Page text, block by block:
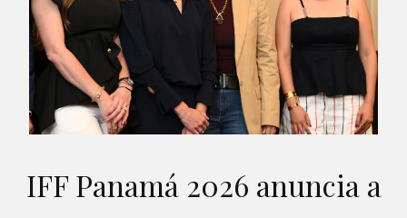
IFF Panamá 2026 anuncia a